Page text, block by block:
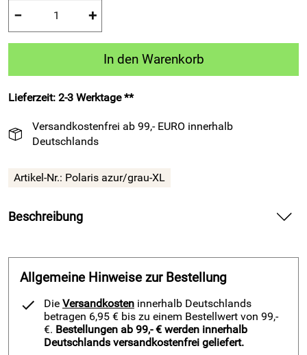
− +
In den Warenkorb
Lieferzeit: 2-3 Werktage **
Versandkostenfrei ab 99,- EURO innerhalb
Deutschlands
Artikel-Nr.: Polaris azur/grau-XL
Beschreibung
azur-grau — liefern dynamischen Look und angenehmen
Tragekomfort für Training und Spiel.
Spüre bei diesem Fußball-Kurzarm-Trikot-Set die weiche,
hautfreundliche Qualität des Polyesterstoffs auf deiner Haut
und bewege dich frei bei jedem Sprint. Genieße den
markanten Ausschnitt mit dreifarbigen Streifen und setze
Allgemeine Hinweise zur Bestellung
Die Versandkosten innerhalb Deutschlands
betragen 6,95 € bis zu einem Bestellwert von 99,-
€. Bestellungen ab 99,- € werden innerhalb
Deutschlands versandkostenfrei geliefert.